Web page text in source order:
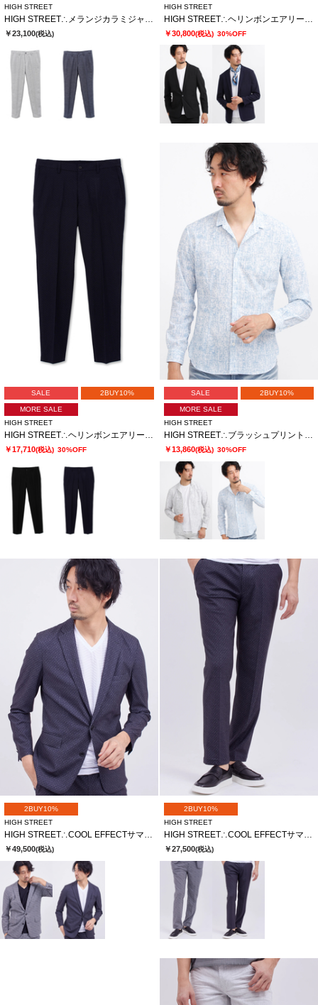
HIGH STREET
￥23,100(税込)
HIGH STREET
￥30,800(税込) 30%OFF
SALE 2BUY10%
MORE SALE
HIGH STREET
HIGH STREET∴ヘリンボンエアリーサッカーイージーPT
￥17,710(税込) 30%OFF
SALE 2BUY10%
MORE SALE
HIGH STREET
HIGH STREET∴ブラッシュプリントサッカーショートウイングシャツ
￥13,860(税込) 30%OFF
2BUY10%
HIGH STREET
HIGH STREET∴COOL EFFECTサマーツイードプリントジャケット
￥49,500(税込)
2BUY10%
HIGH STREET
HIGH STREET∴COOL EFFECTサマーツイードプリントイージーパンツ
￥27,500(税込)